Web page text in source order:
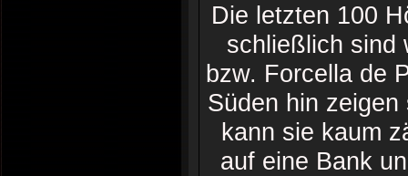
Die letzten 100
schließlich sind
bzw. Forcella de
Süden hin
kann sie kaum
auf eine Bank